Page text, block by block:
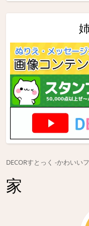
DECORすとっく -かわいい
家